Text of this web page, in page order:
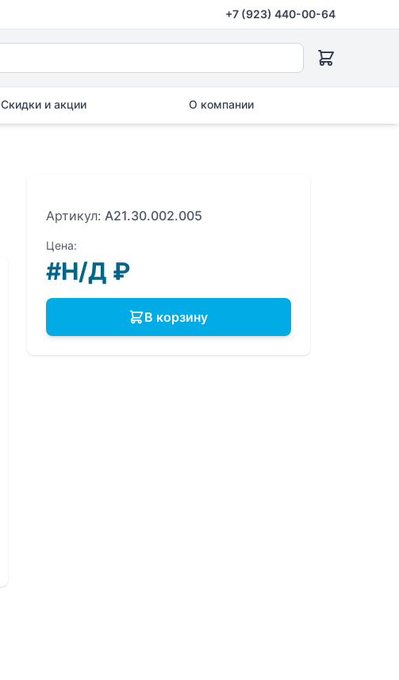
+7 (923) 440-00-64
Скидки и акции О компании
Артикул: A21.30.002.005
Цена:
#Н/Д ₽
В корзину